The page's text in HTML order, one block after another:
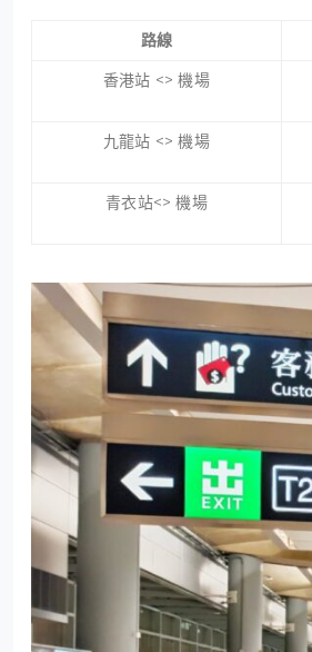
路線
香港站 <> 機場
九龍站 <> 機場
青衣站<> 機場